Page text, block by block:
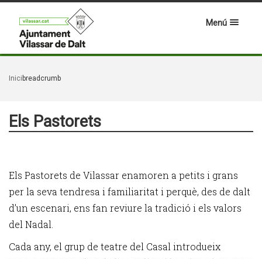
Menú
Inici breadcrumb
Els Pastorets
Els Pastorets de Vilassar enamoren a petits i grans
per la seva tendresa i familiaritat i perquè, des de dalt
d’un escenari, ens fan reviure la tradició i els valors
del Nadal.
Cada any, el grup de teatre del Casal introdueix